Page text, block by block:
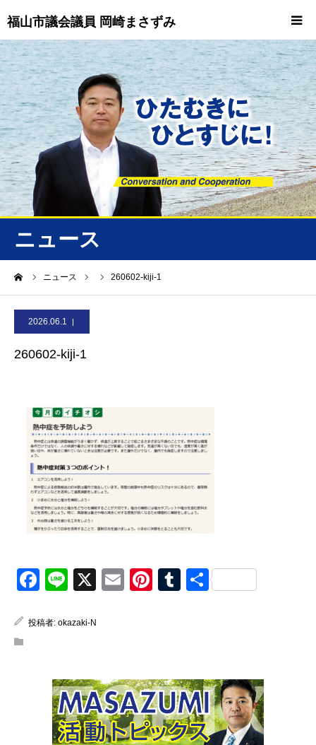
福山市議会議員 岡崎まさずみ
ニュース
ニュース 260602-kiji-1
2026.06.1
260602-kiji-1
Facebook
Line
X EmailPinterest
Tumblr
共
投稿者: okazaki-N
HOME
重要情報
プロフィール
ニュース/トピックス
ニュース